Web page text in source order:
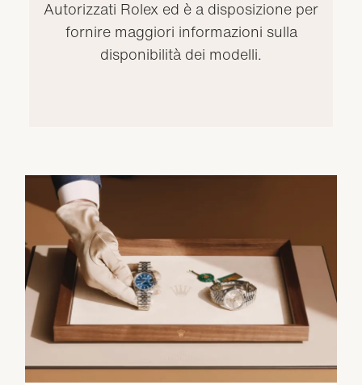
Autorizzati Rolex ed è a disposizione per
fornire maggiori informazioni sulla
disponibilità dei modelli.